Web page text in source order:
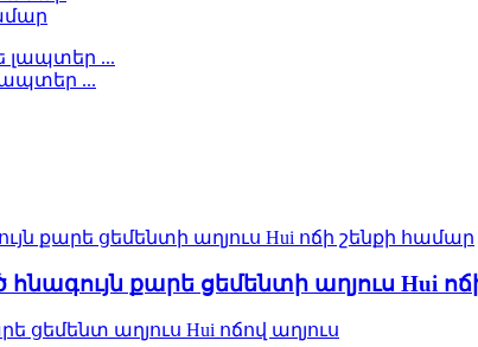
...
քարե ցեմենտի աղյուս Hui